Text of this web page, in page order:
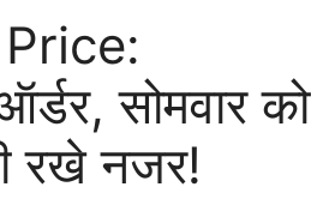
सोमवार को
रखे नजर!